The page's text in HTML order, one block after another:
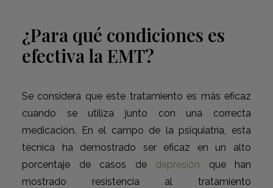
¿Para qué condiciones es
efectiva la EMT?
Se considera que este tratamiento es más eficaz
cuando se utiliza junto con una correcta
medicación. En el campo de la psiquiatría, esta
técnica ha demostrado ser eficaz en un alto
porcentaje de casos de depresión que han
mostrado resistencia al tratamiento